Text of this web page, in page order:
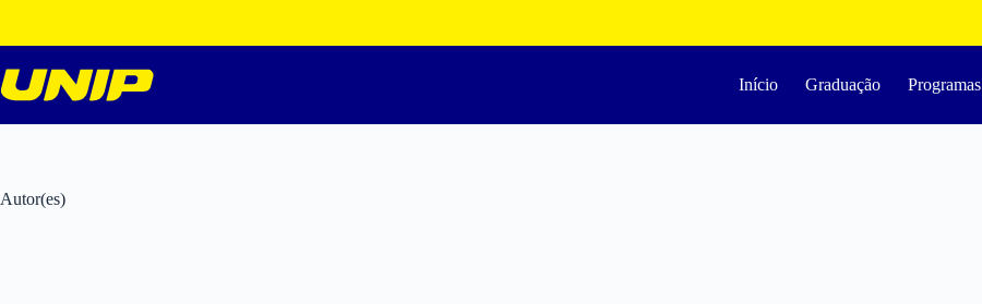
o
conteúdo
Início Graduação Programas
Autor(es)